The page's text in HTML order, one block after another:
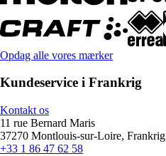
Opdag alle vores mærker
Kundeservice i Frankrig
Kontakt os
11 rue Bernard Maris
37270 Montlouis-sur-Loire, Frankrig
+33 1 86 47 62 58